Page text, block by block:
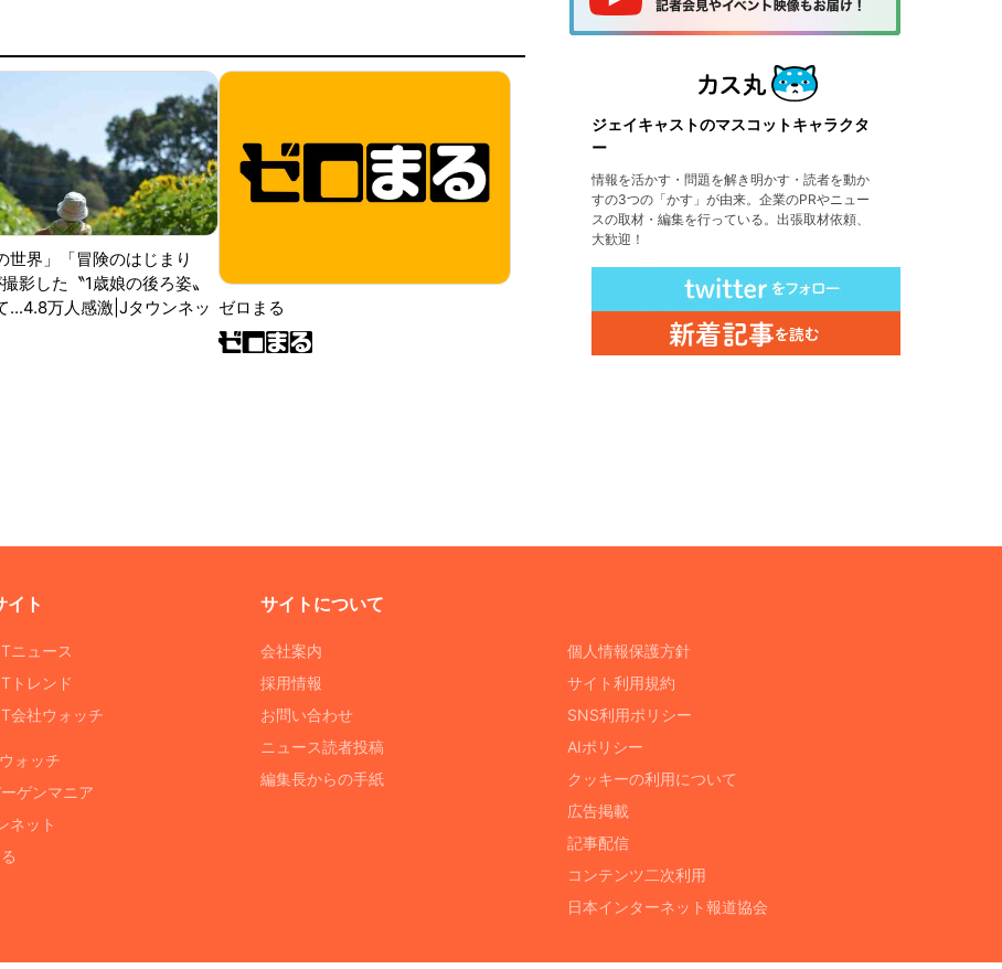
世界」「冒険のはじまり
影した〝1歳娘の後ろ姿〟
...4.8万人感激|Jタウンネッ ゼロまる
ジェイキャストのマスコットキャラクタ
ー
情報を活かす・問題を解き明かす・読者を動か
すの3つの「かす」が由来。企業のPRやニュー
スの取材・編集を行っている。出張取材依頼、
大歓迎！
イト
ニュース
トレンド
会社ウォッチ
ォッチ
ゲンマニア
ネット
サイトについて
会社案内
採用情報
お問い合わせ
ニュース読者投稿
編集長からの手紙
個人情報保護方針
サイト利用規約
SNS利用ポリシー
AIポリシー
クッキーの利用について
広告掲載
記事配信
コンテンツ二次利用
日本インターネット報道協会